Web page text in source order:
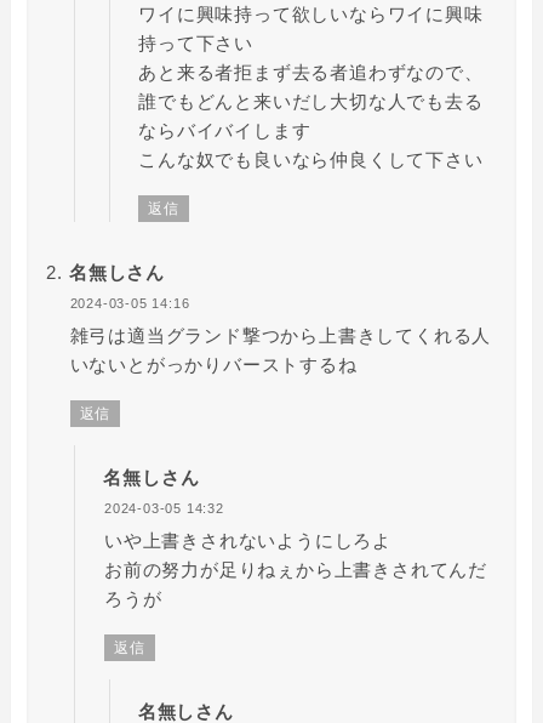
ワイに興味持って欲しいならワイに興味
持って下さい
あと来る者拒まず去る者追わずなので、
誰でもどんと来いだし大切な人でも去る
ならバイバイします
こんな奴でも良いなら仲良くして下さい
返信
名無しさん
2024-03-05 14:16
雑弓は適当グランド撃つから上書きしてくれる人
いないとがっかりバーストするね
返信
名無しさん
2024-03-05 14:32
いや上書きされないようにしろよ
お前の努力が足りねぇから上書きされてんだ
ろうが
返信
名無しさん